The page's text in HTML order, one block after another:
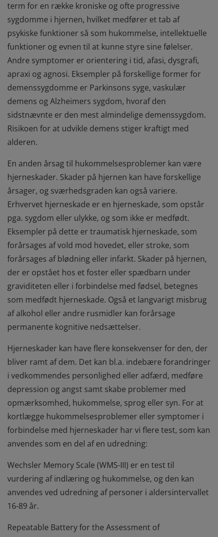
term for en række kroniske og ofte progressive
sygdomme i hjernen, hvilket medfører et tab af
psykiske funktioner så som hukommelse, intellektuelle
funktioner og evnen til at kunne styre sine følelser.
Andre symptomer er orientering i tid, afasi, dysgrafi,
apraxi og agnosi. Eksempler på forskellige former for
demenssygdomme er Parkinsons syge, vaskulær
demens og Alzheimers sygdom, hvoraf den
sidstnævnte er den mest almindelige demenssygdom.
Risikoen for at udvikle demens stiger kraftigt med
alderen.
En anden årsag til hukommelsesproblemer kan være
hjerneskader. Skader på hjernen kan have forskellige
årsager, og sværhedsgraden kan også variere.
Erhvervet hjerneskade er en hjerneskade, som opstår
pga. sygdom eller ulykke, og som ikke er medfødt.
Eksempler på dette er traumatisk hjerneskade, som
forårsages af vold mod hovedet, eller stroke, som
forårsages af blødning eller infarkt. Skader på hjernen,
der er opstået hos et foster eller spædbarn under
graviditeten eller i forbindelse med fødsel, betegnes
som medfødt hjerneskade. Også et langvarigt misbrug
af alkohol eller andre rusmidler kan forårsage
permanente kognitive nedsættelser.
Hjerneskader kan have flere konsekvenser for den, der
bliver ramt af dem. Det kan bl.a. indebære forandringer
i vedkommendes personlighed eller adfærd, medføre
depression og angst samt skabe problemer med
opmærksomhed, hukommelse, sprog eller syn. For at
kortlægge hukommelsesproblemer eller symptomer i
forbindelse med hjerneskader har vi flere test, som kan
anvendes som en del af en udredning:
Wechsler Memory Scale (WMS-III) er en test til
vurdering af indlæring og hukommelse, og den kan
anvendes ved udredning af personer i aldersintervallet
16-89 år.
Repeatable Battery for the Assessment of